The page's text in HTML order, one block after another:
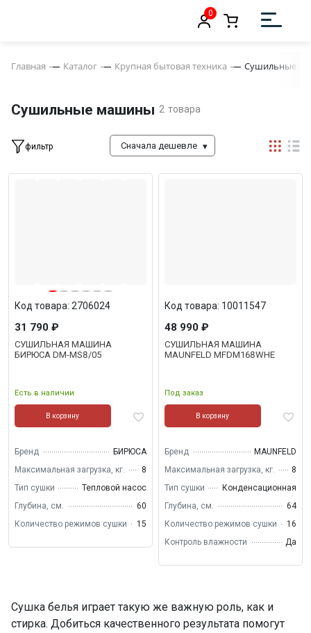
0
Главная Каталог Крупная бытовая техника Сушильные
Сушильные машины 2 товара
фильтр Сначала дешевле
Сушка белья играет такую же важную роль, как и
стирка. Добиться качественного результата помогут
СУШИЛЬНАЯ МАШИНА
БИРЮСА DM-MS8/05
Есть в наличии
Код товара: 2706024
31 790 ₽
В корзину
Бренд
БИРЮСА
Максимальная загрузка, кг.
8
Тип сушки
Тепловой насос
Глубина, см.
60
Количество режимов сушки
15
СУШИЛЬНАЯ МАШИНА
MAUNFELD MFDM168WHE
Под заказ
Код товара: 10011547
48 990 ₽
В корзину
Бренд
MAUNFELD
Максимальная загрузка, кг.
8
Тип сушки
Конденсационная
Глубина, см.
64
Количество режимов сушки
16
Контроль влажности
Да